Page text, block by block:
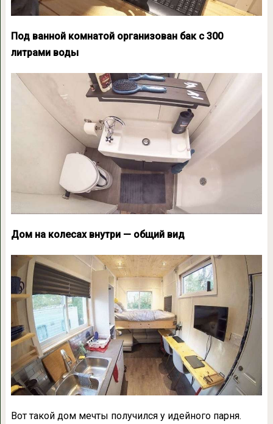
Под ванной комнатой организован бак с 300
литрами воды
Дом на колесах внутри — общий вид
Вот такой дом мечты получился у идейного парня.